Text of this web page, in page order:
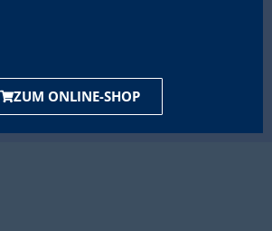
ZUM ONLINE-SHOP